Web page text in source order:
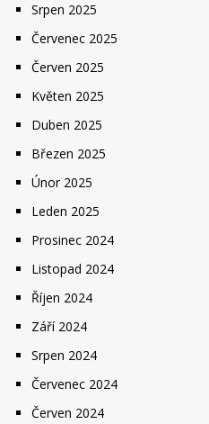
Srpen 2025
Červenec 2025
Červen 2025
Květen 2025
Duben 2025
Březen 2025
Únor 2025
Leden 2025
Prosinec 2024
Listopad 2024
Říjen 2024
Září 2024
Srpen 2024
Červenec 2024
Červen 2024